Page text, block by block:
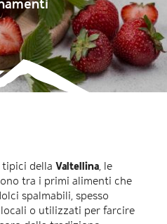
della Valtellina, le
tra i primi alimenti che
spalmabili, spesso
o utilizzati per farcire